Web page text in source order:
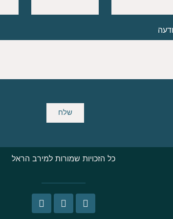
שלח
כל הזכויות שמורות למירב הראל